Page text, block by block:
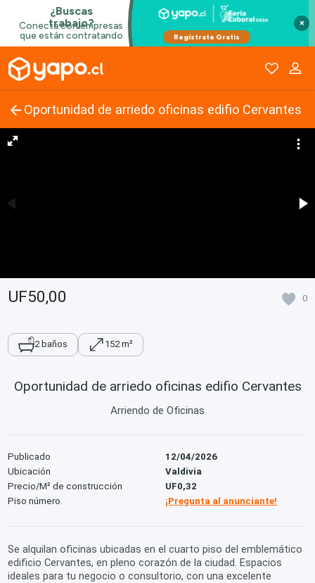
×
Oportunidad de arriedo oficinas edifio Cervantes
UF50,00 0
2 baños 152 m²
Oportunidad de arriedo oficinas edifio Cervantes
Arriendo de Oficinas
Publicado
12/04/2026
Ubicación
Valdivia
Precio/M² de construcción
UF0,32
Piso número.
¡Pregunta al anunciante!
Se alquilan oficinas ubicadas en el cuarto piso del emblemático
edificio Cervantes, en pleno corazón de la ciudad. Espacios
ideales para tu negocio o consultorio, con una excelente